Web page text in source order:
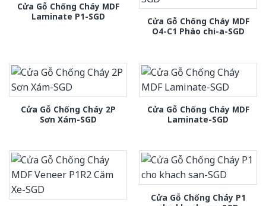
Cửa Gỗ Chống Cháy MDF
Laminate P1-SGD
Cửa Gỗ Chống Cháy MDF
O4-C1 Phào chi-a-SGD
Cửa Gỗ Chống Cháy 2P
Sơn Xám-SGD
Cửa Gỗ Chống Cháy MDF
Laminate-SGD
Cửa Gỗ Chống Cháy P1